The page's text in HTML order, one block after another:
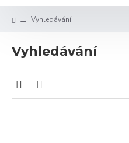
Vyhledávání
Vyhledávání